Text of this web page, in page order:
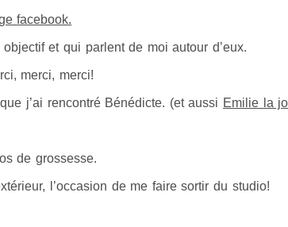
facebook.
et qui parlent de moi autour d’eux.
merci, merci!
j’ai rencontré Bénédicte. (et aussi Emilie la
de grossesse.
l’occasion de me faire sortir du studio!